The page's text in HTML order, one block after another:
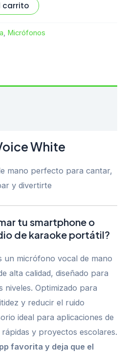
carrito
, Micrófonos
White
mano perfecto para cantar,
y divertirte
tu smartphone o
de karaoke portátil?
un micrófono vocal de mano
alta calidad, diseñado para
niveles. Optimizado para
y reducir el ruido
ideal para aplicaciones de
y proyectos escolares.
favorita y deja que el